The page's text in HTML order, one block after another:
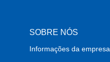
SOBRE NÓS
Informações da empresa